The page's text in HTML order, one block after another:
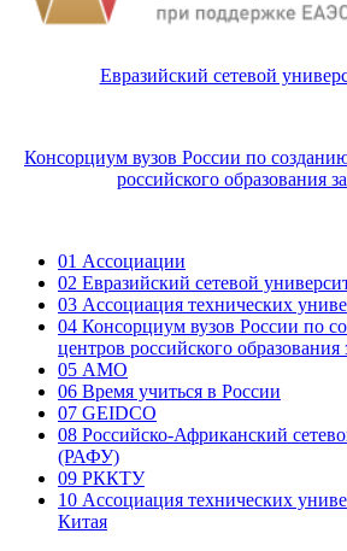
Евразийский сетевой
Консорциум вузов России по
российского образования
01 Ассоциации
02 Евразийский сетевой
03 Ассоциация технических
04 Консорциум вузов России по
центров российского
05 АМО
06 Время учиться в России
07 GEIDCO
08 Российско-Африканский
(РАФУ)
09 РККТУ
10 Ассоциация технических
Китая